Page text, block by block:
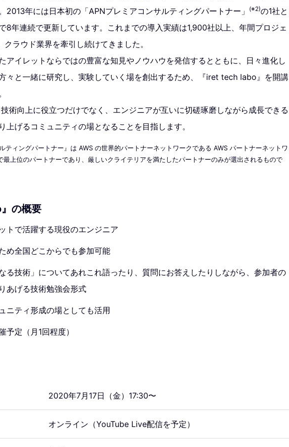
2013年には日本初の「APNプレミアコンサルティングパートナー」
(※2)の1社と
8年連続で更新しています。これまでの導入実績は1,900社以上、年間プロジェ
ラウド業界を牽引し続けてきました。
アイレットならではの豊富な知見やノウハウを発信するとともに、日々進化し
々と一緒に研究し、実験していく場を創出するため、『iret tech labo』を開講
術向上に役立つだけでなく、エンジニアが互いに切磋琢磨しながら成長できる
上げるコミュニティの場となることを目指します。
ティングパートナー』は AWS の世界的パートナーネットワークである AWS パートナーネットワ
最上位のパートナーであり、厳しいクライテリアを満たしたパートナーのみが選出されるもので
の概要
トで活躍する現役のエンジニア
め全国どこからでも参加可能
る技術」についてあれこれ語ったり、質問にお答えしたりしながら、参加者の
あげる技術勉強会形式
ニティ形成の場としても活用
予定（月1回程度）
2020年7月17日（金）17:30〜
オンライン（YouTube Live配信を予定）